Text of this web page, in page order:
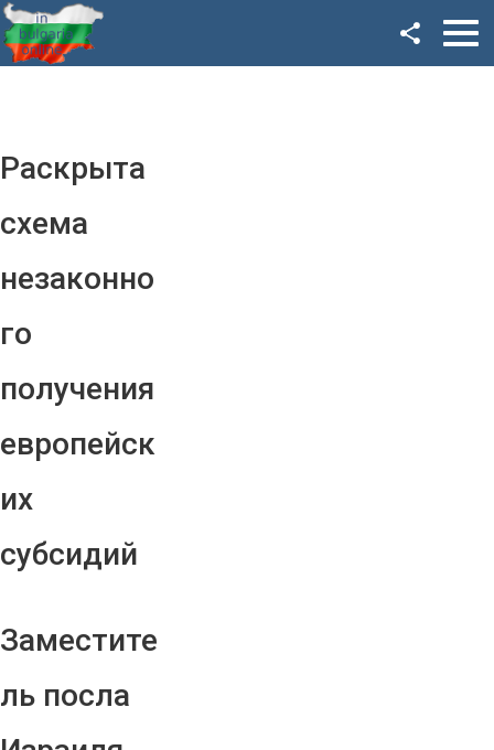
Раскрыта
схема
незаконно
го
получения
европейск
их
субсидий
Заместите
ль посла